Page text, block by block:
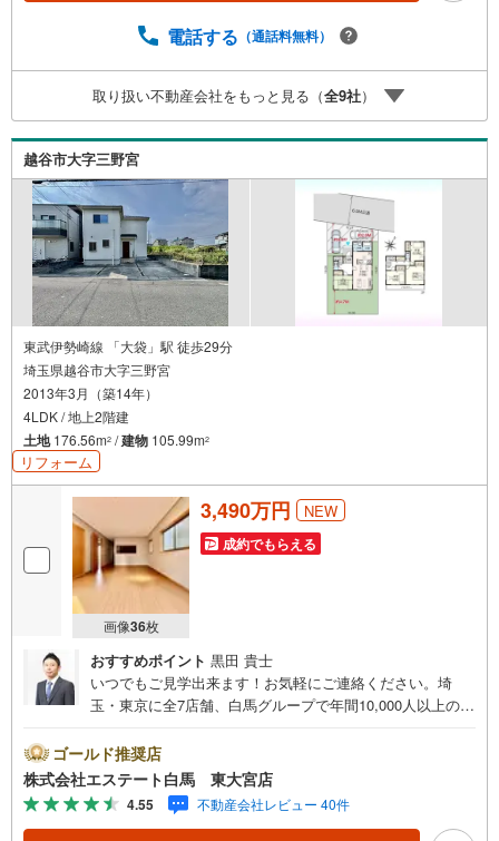
などもしっかり確認できます・リモート相談は第三者によ
ナーと1対1で・バーチャル背景でプライバシーも安心・忙
しいパートナーに変わって予め確認も・別々の場所から家
族みんなで参加もできます・お気軽にご相談下さい～営業
時間～9:30～18:30こちらのお時間でしたらお電話でのお問
合せがスムーズですお気軽にお問合せください
電話する （通話料無料）
取り扱い不動産会社をもっと見る（全9社）
越谷市大字三野宮
東武伊勢崎線 「大袋」駅 徒歩29分
埼玉県越谷市大字三野宮
2013年3月（築14年）
4LDK / 地上2階建
土地176.56m2 /建物 105.99m2
リフォーム
画像36枚
3,490万円 NEW
成約でもらえる
おすすめポイント 黒田 貴士
いつでもご見学出来ます！お気軽にご連絡ください。埼
玉・東京に全7店舗、白馬グループで年間10,000人以上の方
ーム・資金計画のプロが、より良いご提案をいたします。
～人気のリモート見学・リモート相談サービス～・小さい
お子様や家事で外出できない、天気が悪く外出したくない
時・LINEやZOOMなど無料のアプリですぐにご利用いただ
ゴールド推奨店
株式会社エステート白馬 東大宮店
4.55 不動産会社レビュー 40件